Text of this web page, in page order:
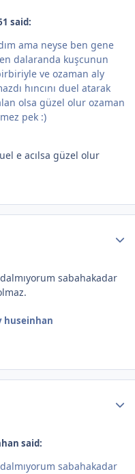
said:
ama neyse ben gene
dalaranda kuşcunun
ve ozaman aly
hıncını duel atarak
olsa güzel olur ozaman
pek :)
e acılsa güzel olur
sabahakadar
huseinhan
said:
sabahakadar